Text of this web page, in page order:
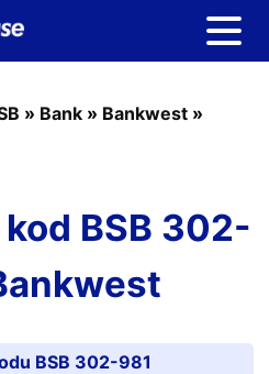
» Bank » Bankwest »
BSB 302-
BSB 302-981